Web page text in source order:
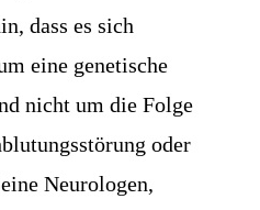
dass es sich
eine genetische
nicht um die Folge
oder
Neurologen,